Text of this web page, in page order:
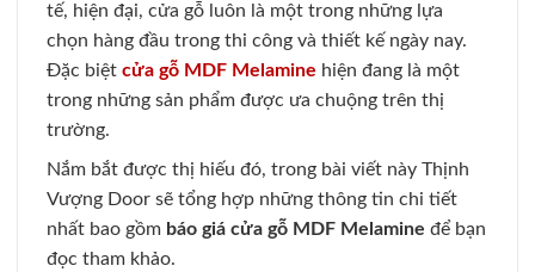
tế, hiện đại, cửa gỗ luôn là một trong những lựa
chọn hàng đầu trong thi công và thiết kế ngày nay.
Đặc biệt cửa gỗ MDF Melamine hiện đang là một
trong những sản phẩm được ưa chuộng trên thị
trường.
Nắm bắt được thị hiếu đó, trong bài viết này Thịnh
Vượng Door sẽ tổng hợp những thông tin chi tiết
nhất bao gồm báo giá cửa gỗ MDF Melamine để bạn
đọc tham khảo.